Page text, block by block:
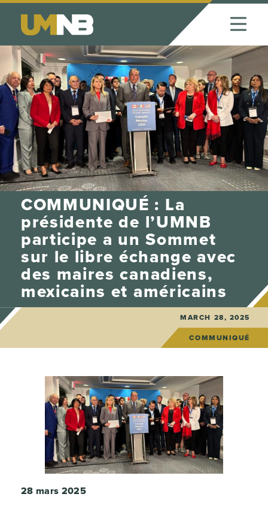
Skip to Content
COMMUNIQUÉ : La
présidente de l’UMNB
participe a un Sommet
sur le libre échange avec
des maires canadiens,
mexicains et américains
MARCH 28, 2025
COMMUNIQUÉ
28 mars 2025